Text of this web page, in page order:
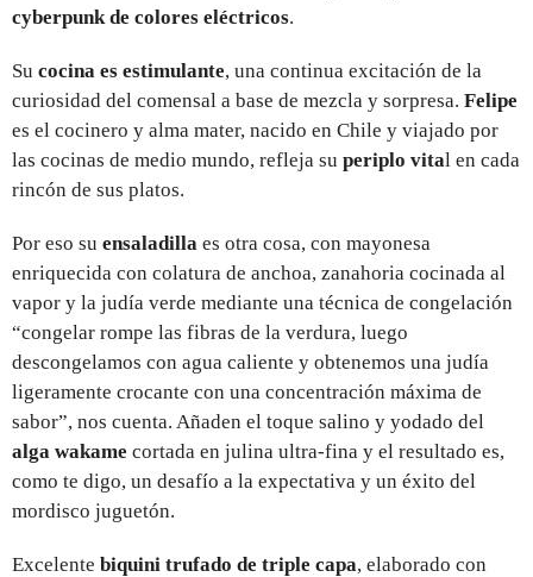
cyberpunk de colores eléctricos.
Su cocina es estimulante, una continua excitación de la
curiosidad del comensal a base de mezcla y sorpresa. Felipe
es el cocinero y alma mater, nacido en Chile y viajado por
las cocinas de medio mundo, refleja su periplo vital en cada
rincón de sus platos.
Por eso su ensaladilla es otra cosa, con mayonesa
enriquecida con colatura de anchoa, zanahoria cocinada al
vapor y la judía verde mediante una técnica de congelación
“congelar rompe las fibras de la verdura, luego
descongelamos con agua caliente y obtenemos una judía
ligeramente crocante con una concentración máxima de
sabor”, nos cuenta. Añaden el toque salino y yodado del
alga wakame cortada en julina ultra-fina y el resultado es,
como te digo, un desafío a la expectativa y un éxito del
mordisco juguetón.
Excelente biquini trufado de triple capa, elaborado con